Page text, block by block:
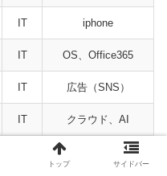
IT iphone
IT OS、Office365
IT 広告（SNS）
IT クラウド、AI
半導体（PC、サー
トップ サイドバー